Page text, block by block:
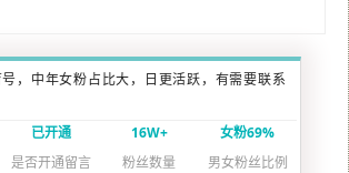
，中年女粉占比大，日更活跃，有需要联系
已开通
是否开通留言
16W+
粉丝数量
女粉69%
男女粉丝比例